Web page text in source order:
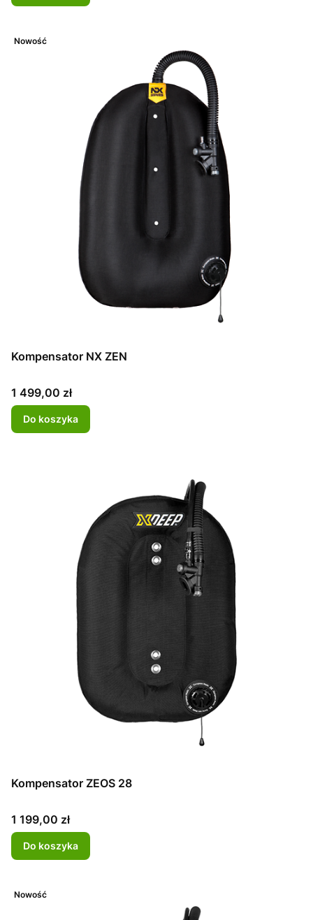
Nowość
Kompensator NX ZEN
Cena
1 499,00 zł
Do koszyka
Kompensator ZEOS 28
Cena
1 199,00 zł
Do koszyka
Nowość